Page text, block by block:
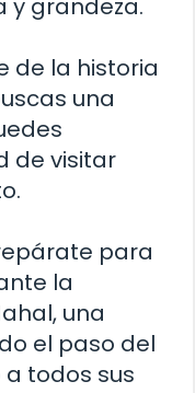
y grandeza.
de la historia
una
de visitar
para
la
una
el paso del
todos sus